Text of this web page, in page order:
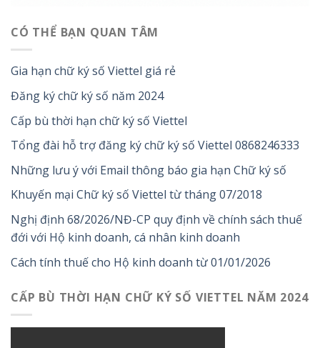
CÓ THỂ BẠN QUAN TÂM
Gia hạn chữ ký số Viettel giá rẻ
Đăng ký chữ ký số năm 2024
Cấp bù thời hạn chữ ký số Viettel
Tổng đài hỗ trợ đăng ký chữ ký số Viettel 0868246333
Những lưu ý với Email thông báo gia hạn Chữ ký số
Khuyến mại Chữ ký số Viettel từ tháng 07/2018
Nghị định 68/2026/NĐ-CP quy định về chính sách thuế
đới với Hộ kinh doanh, cá nhân kinh doanh
Cách tính thuế cho Hộ kinh doanh từ 01/01/2026
CẤP BÙ THỜI HẠN CHỮ KÝ SỐ VIETTEL NĂM 2024